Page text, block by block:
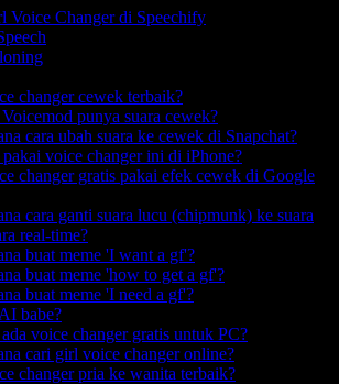
Voice Changer di Speechify
changer cewek terbaik?
punya suara cewek?
cara ubah suara ke cewek di Snapchat?
voice changer ini di iPhone?
changer gratis pakai efek cewek di Google
cara ganti suara lucu (chipmunk) ke suara
real-time?
buat meme 'I want a gf'?
buat meme 'how to get a gf'?
buat meme 'I need a gf'?
babe?
voice changer gratis untuk PC?
cari girl voice changer online?
changer pria ke wanita terbaik?